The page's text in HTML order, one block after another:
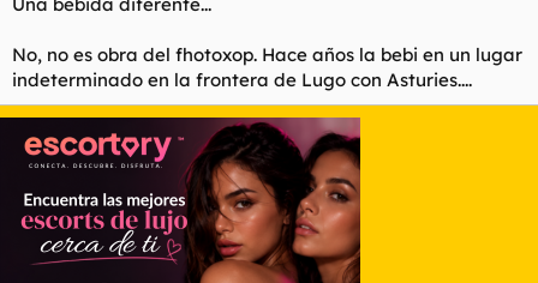
No, no es obra del fhotoxop. Hace años la bebi en un lugar
indeterminado en la frontera de Lugo con Asturies....